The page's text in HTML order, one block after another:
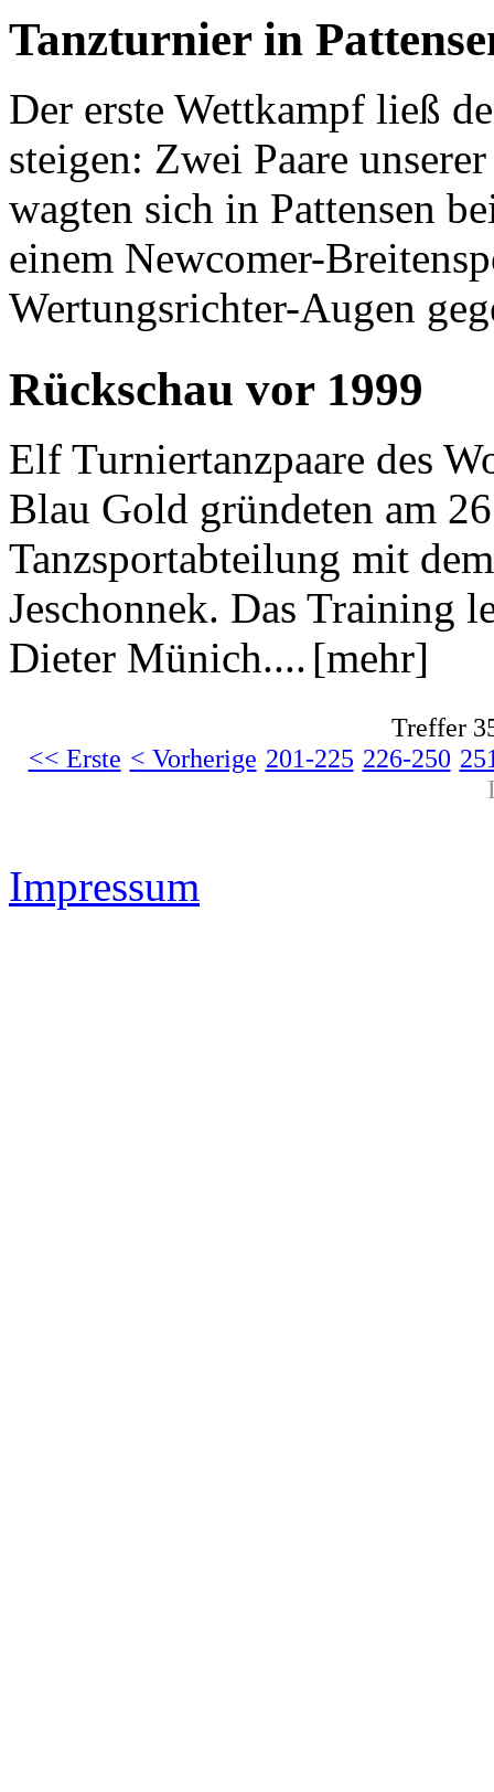
Tanzturnier in
Der erste Wettkampf ließ
steigen: Zwei Paare
wagten sich in Pattensen
einem Newcomer-
Wertungsrichter-Augen
Rückschau vor 1999
Elf Turniertanzpaare des
Blau Gold gründeten am
Tanzsportabteilung mit
Jeschonnek. Das Training
Dieter Münich.... [mehr]
Treffer
<< Erste < Vorherige 201-225 226-250
Impressum